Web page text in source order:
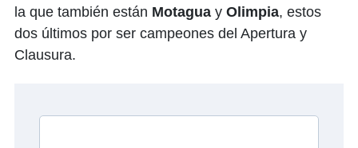
la que también están Motagua y Olimpia, estos
dos últimos por ser campeones del Apertura y
Clausura.